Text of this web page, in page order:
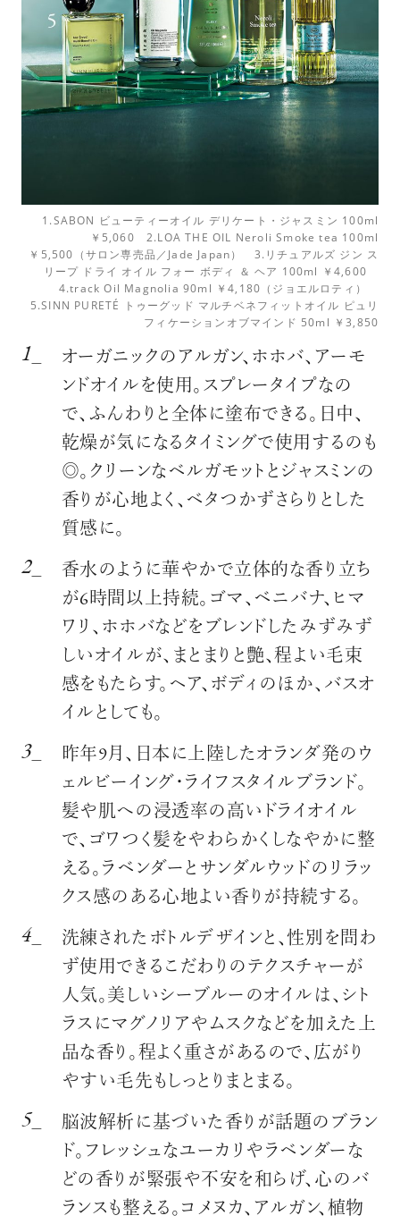
1.SABON ビューティーオイル デリケート・ジャスミン 100ml
￥5,060 2.LOA THE OIL Neroli Smoke tea 100ml
￥5,500（サロン専売品／Jade Japan） 3.リチュアルズ ジン ス
リープ ドライ オイル フォー ボディ ＆ ヘア 100ml ￥4,600
4.track Oil Magnolia 90ml ￥4,180（ジョエルロティ）
5.SINN PURETÉ トゥーグッド マルチベネフィットオイル ピュリ
フィケーションオブマインド 50ml ￥3,850
オーガニックのアルガン、ホホバ、アーモ
ンドオイルを使用。スプレータイプなの
で、ふんわりと全体に塗布できる。日中、
乾燥が気になるタイミングで使用するのも
◎。クリーンなベルガモットとジャスミンの
香りが心地よく、ベタつかずさらりとした
質感に。
香水のように華やかで立体的な香り立ち
が6時間以上持続。ゴマ、ベニバナ、ヒマ
ワリ、ホホバなどをブレンドしたみずみず
しいオイルが、まとまりと艶、程よい毛束
感をもたらす。ヘア、ボディのほか、バスオ
イルとしても。
昨年9月、日本に上陸したオランダ発のウ
ェルビーイング・ライフスタイルブランド。
髪や肌への浸透率の高いドライオイル
で、ゴワつく髪をやわらかくしなやかに整
える。ラベンダーとサンダルウッドのリラッ
クス感のある心地よい香りが持続する。
洗練されたボトルデザインと、性別を問わ
ず使用できるこだわりのテクスチャーが
人気。美しいシーブルーのオイルは、シト
ラスにマグノリアやムスクなどを加えた上
品な香り。程よく重さがあるので、広がり
やすい毛先もしっとりまとまる。
脳波解析に基づいた香りが話題のブラン
ド。フレッシュなユーカリやラベンダーな
どの香りが緊張や不安を和らげ、心のバ
ランスも整える。コメヌカ、アルガン、植物